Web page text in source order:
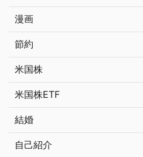
漫画
節約
米国株
米国株ETF
結婚
自己紹介